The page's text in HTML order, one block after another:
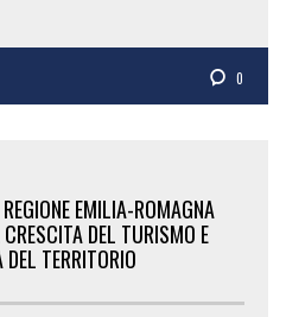
0
EMILIA-ROMAGNA
DEL TURISMO E
DEL TERRITORIO